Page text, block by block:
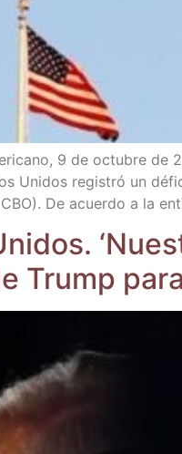
9 de octu­bre
Uni­dos regis­tró un
De acuer­do a la
Trump